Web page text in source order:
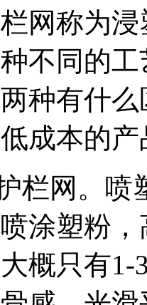
网称为
不同的
种有什
成本的
栏网。喷
涂塑粉
概只有